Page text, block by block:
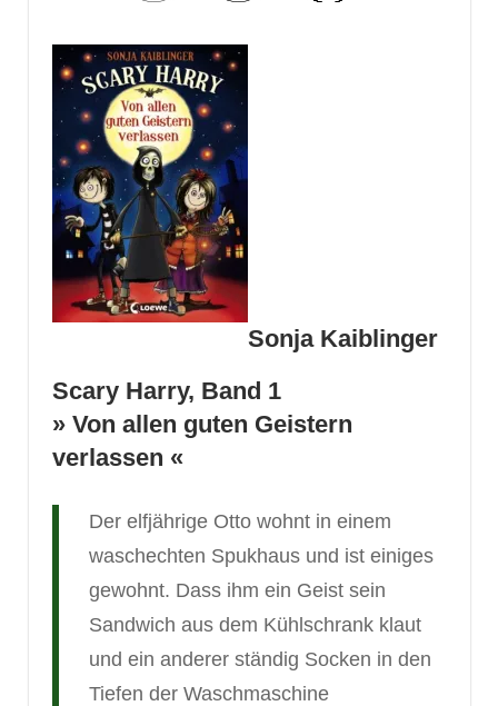
Sonja Kaiblinger
Scary Harry, Band 1
» Von allen guten Geistern
verlassen «
Der elfjährige Otto wohnt in einem
waschechten Spukhaus und ist einiges
gewohnt. Dass ihm ein Geist sein
Sandwich aus dem Kühlschrank klaut
und ein anderer ständig Socken in den
Tiefen der Waschmaschine